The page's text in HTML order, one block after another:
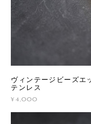
ヴィンテージビーズエ
テンレス
¥4,000